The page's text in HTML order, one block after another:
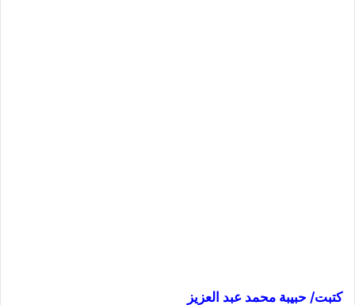
كتبت/ حبيبة محمد عبد العزيز